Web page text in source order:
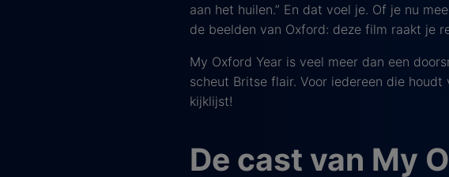
aan het huilen.” En dat voel je. Of je nu
de beelden van Oxford: deze film raakt je
My Oxford Year is veel meer dan een
scheut Britse flair. Voor iedereen die
kijklijst!
De cast van My